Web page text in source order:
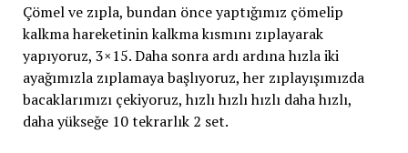
Çömel ve zıpla, bundan önce yaptığımız çömelip
kalkma hareketinin kalkma kısmını zıplayarak
yapıyoruz, 3×15. Daha sonra ardı ardına hızla iki
ayağımızla zıplamaya başlıyoruz, her zıplayışımızda
bacaklarımızı çekiyoruz, hızlı hızlı hızlı daha hızlı,
daha yükseğe 10 tekrarlık 2 set.